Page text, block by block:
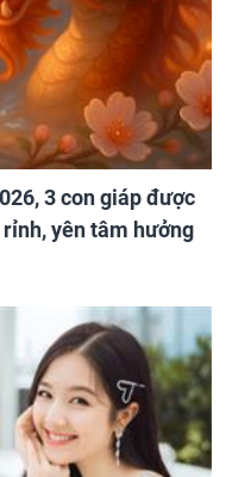
3 con giáp được
yên tâm hưởng